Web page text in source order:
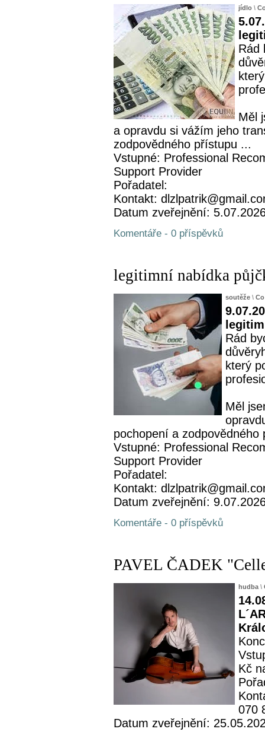
jídlo \
Rád
Měl
a opravdu si vážím jeho
zodpovědného přístupu ...
Vstupné: Professional
Support Provider
Pořadatel:
Kontakt:
Datum zveřejnění:
Komentáře - 0 příspěvků
legitimní nabídka
soutěže \
Rád
který
Měl
pochopení a zodpovědného
Vstupné: Professional
Support Provider
Pořadatel:
Kontakt:
Datum zveřejnění:
Komentáře - 0 příspěvků
PAVEL ČADEK
hudba \
Kč
070
Datum zveřejnění: